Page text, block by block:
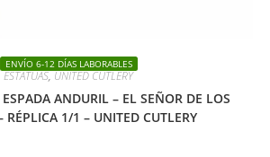
ENVÍO 6-12 DÍAS LABORABLES
ESTATUAS,UNITED CUTLERY
ANDURIL – EL SEÑOR DE LOS
RÉPLICA 1/1 – UNITED CUTLERY